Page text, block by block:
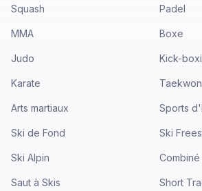
Squash Padel
MMA Boxe
Judo Kick-
Karate
Arts martiaux Sports
Ski de Fond Ski
Ski Alpin
Saut à Skis Short